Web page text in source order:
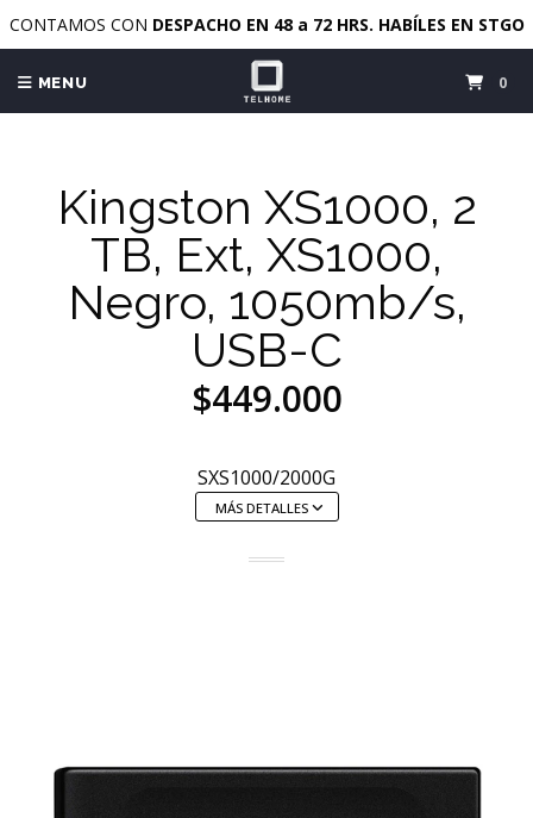
CONTAMOS CON DESPACHO EN 48 a 72 HRS. HABÍLES EN STGO
MENU 0
Kingston XS1000, 2
TB, Ext, XS1000,
Negro, 1050mb/s,
USB-C
$449.000
SXS1000/2000G
MÁS DETALLES